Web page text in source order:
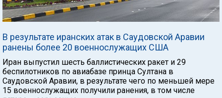
В результате иранских атак в Саудовской Аравии
ранены более 20 военнослужащих США
Иран выпустил шесть баллистических ракет и 29
беспилотников по авиабазе принца Султана в
Саудовской Аравии, в результате чего по меньшей мере
15 военнослужащих получили ранения, в том числе